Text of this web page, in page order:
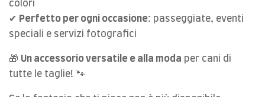
colori
✔ Perfetto per ogni occasione: passeggiate, eventi
speciali e servizi fotografici
🎁 Un accessorio versatile e alla moda per cani di
tutte le taglie! 🐾